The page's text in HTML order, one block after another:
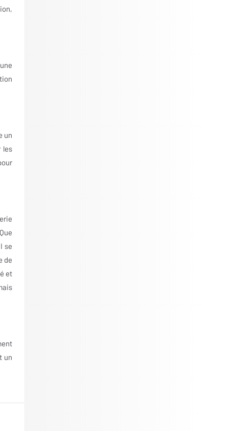
un
les
se
de
et
un